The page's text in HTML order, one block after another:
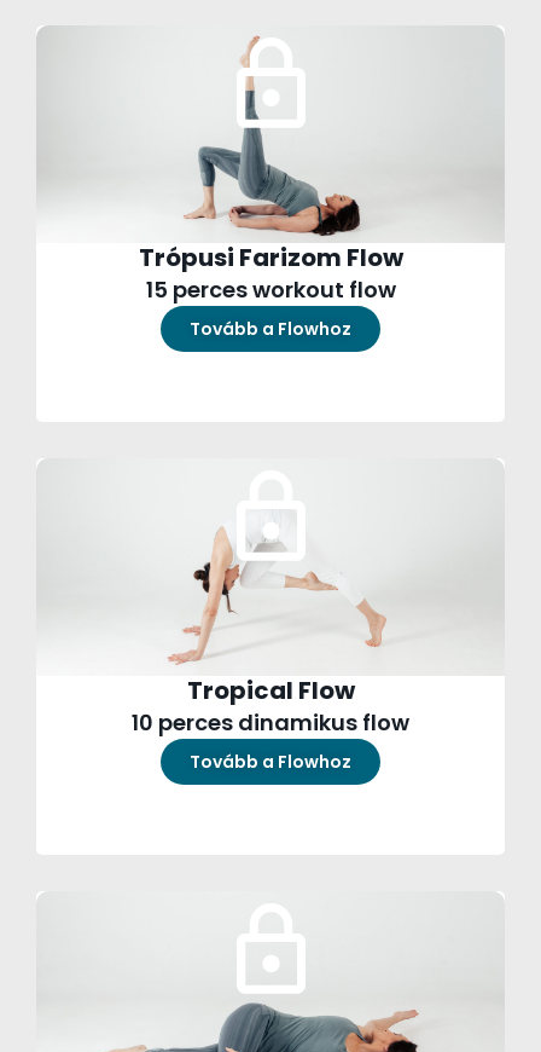
Trópusi Farizom Flow
15 perces workout flow
Tovább a Flowhoz
Tropical Flow
10 perces dinamikus flow
Tovább a Flowhoz